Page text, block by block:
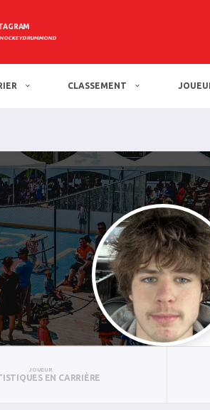
CLASSEMENT
JOUEUR
EN CARRIÈRE